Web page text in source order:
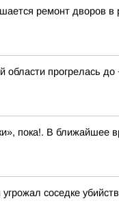
ремонт дворов
области прогрелась до
пока!. В ближайшее
соседке